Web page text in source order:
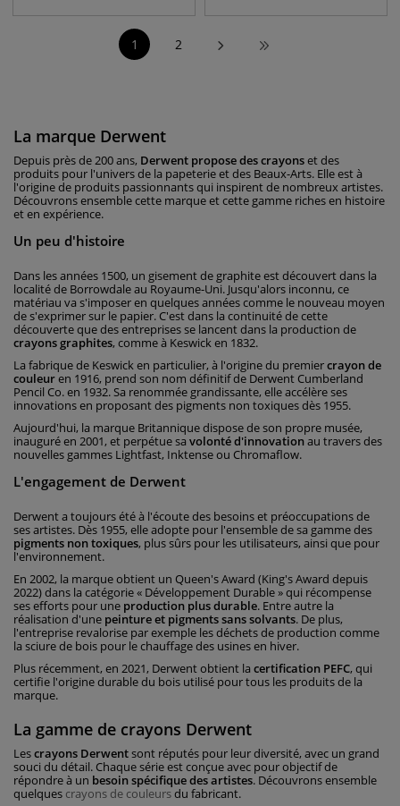
1 2
La marque Derwent
Depuis près de 200 ans, Derwent propose des crayonset des
produits pour l'univers de la papeterie et des Beaux-Arts. Elle est à
l'origine de produits passionnants qui inspirent de nombreux artistes.
Découvrons ensemble cette marque et cette gamme riches en histoire
et en expérience.
Un peu d'histoire
Dans les années 1500, un gisement de graphite est découvert dans la
localité de Borrowdale au Royaume-Uni. Jusqu'alors inconnu, ce
matériau va s'imposer en quelques années comme le nouveau moyen
de s'exprimer sur le papier. C'est dans la continuité de cette
découverte que des entreprises se lancent dans la production de
crayons graphites, comme à Keswick en 1832.
La fabrique de Keswick en particulier, à l'origine du premiercrayon de
couleuren 1916, prend son nom définitif de Derwent Cumberland
Pencil Co. en 1932. Sa renommée grandissante, elle accélère ses
innovations en proposant des pigments non toxiques dès 1955.
Aujourd'hui, la marque Britannique dispose de son propre musée,
inauguré en 2001, et perpétue sa volonté d'innovationau travers des
nouvelles gammes Lightfast, Inktense ou Chromaflow.
L'engagement de Derwent
Derwent a toujours été à l'écoute des besoins et préoccupations de
ses artistes. Dès 1955, elle adopte pour l'ensemble de sa gamme des
pigments non toxiques, plus sûrs pour les utilisateurs, ainsi que pour
l'environnement.
En 2002, la marque obtient un Queen's Award (King's Award depuis
2022) dans la catégorie « Développement Durable » qui récompense
ses efforts pour une production plus durable. Entre autre la
réalisation d'une peinture et pigments sans solvants. De plus,
l'entreprise revalorise par exemple les déchets de production comme
la sciure de bois pour le chauffage des usines en hiver.
Plus récemment, en 2021, Derwent obtient la certification PEFC, qui
certifie l'origine durable du bois utilisé pour tous les produits de la
marque.
La gamme de crayons Derwent
Lescrayons Derwentsont réputés pour leur diversité, avec un grand
souci du détail. Chaque série est conçue avec pour objectif de
répondre à un besoin spécifique des artistes. Découvrons ensemble
quelques crayons de couleursdu fabricant.